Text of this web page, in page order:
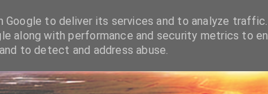
to deliver its services and to analyze traffic.
along with performance and security metrics to
to detect and address abuse.